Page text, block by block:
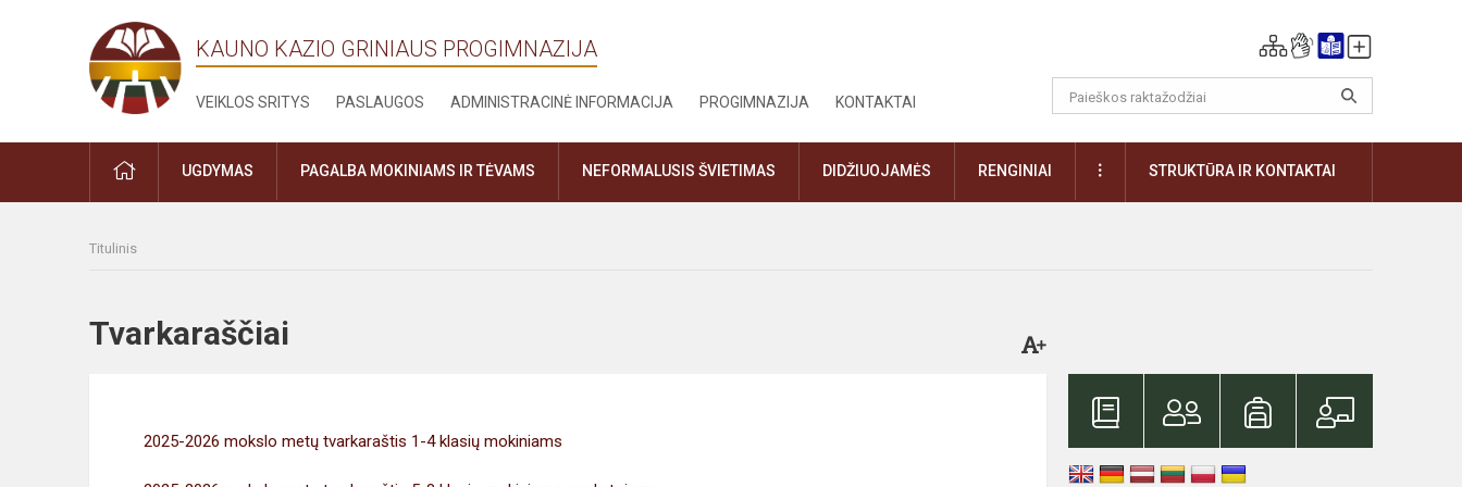
KAUNO KAZIO GRINIAUS PROGIMNAZIJA
VEIKLOS SRITYS PASLAUGOS ADMINISTRACINĖ INFORMACIJA PROGIMNAZIJA KONTAKTAI
PRADŽIAUGDYMAS PAGALBA MOKINIAMS IR TĖVAMS NEFORMALUSIS ŠVIETIMAS DIDŽIUOJAMĖS RENGINIAI DAUGIAUSTRUKTŪRA IR KONTAKTAI
Titulinis
Tvarkaraščiai
2025-2026 mokslo metų tvarkaraštis 1-4 klasių mokiniams